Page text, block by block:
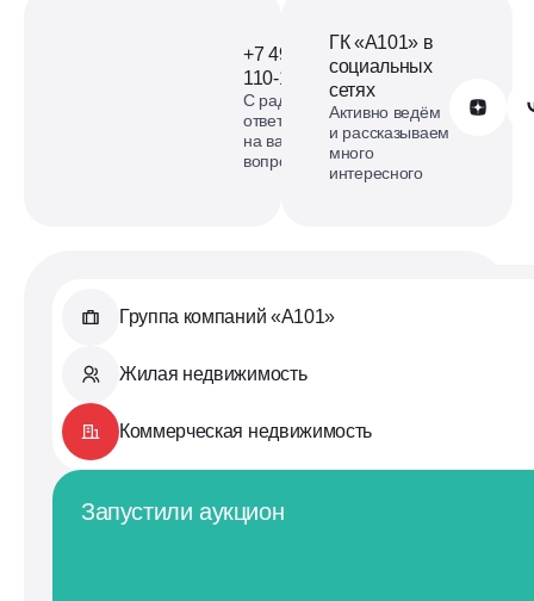
+7 499
110-18-73
С радостью
ответим
на ваши
вопросы
Обратиться в А101
ГК «А101» в
социальных
сетях
Активно ведём
и рассказываем
много
интересного
Группа компаний «А101»
Жилая недвижимость
Коммерческая недвижимость
Запустили аукцион